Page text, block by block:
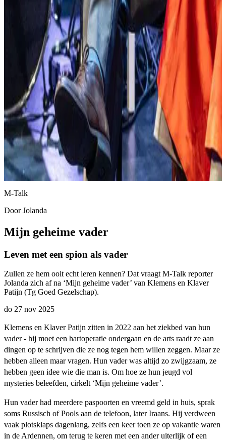
M-Talk
DoorJolanda
Mijn geheime vader
Leven met een spion als vader
Zullen ze hem ooit echt leren kennen? Dat vraagt M-Talk reporter
Jolanda zich af na ‘Mijn geheime vader’ van Klemens en Klaver
Patijn (Tg Goed Gezelschap).
do 27 nov 2025
Klemens en Klaver Patijn zitten in 2022 aan het ziekbed van hun
vader - hij moet een hartoperatie ondergaan en de arts raadt ze aan
dingen op te schrijven die ze nog tegen hem willen zeggen. Maar ze
hebben alleen maar vragen. Hun vader was altijd zo zwijgzaam, ze
hebben geen idee wie die man is. Om hoe ze hun jeugd vol
mysteries beleefden, cirkelt ‘Mijn geheime vader’.
Hun vader had meerdere paspoorten en vreemd geld in huis, sprak
soms Russisch of Pools aan de telefoon, later Iraans. Hij verdween
vaak plotsklaps dagenlang, zelfs een keer toen ze op vakantie waren
in de Ardennen, om terug te keren met een ander uiterlijk of een